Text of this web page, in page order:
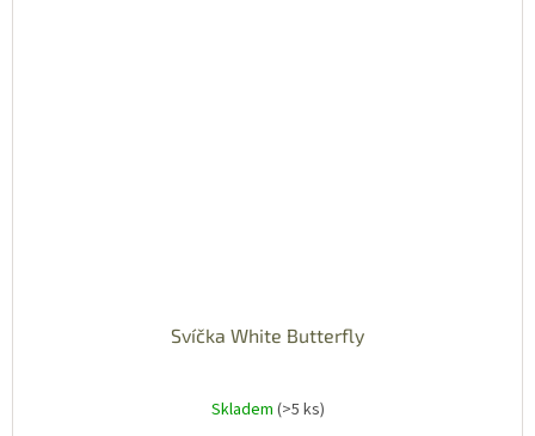
Svíčka White Butterfly
Skladem (>5 ks)